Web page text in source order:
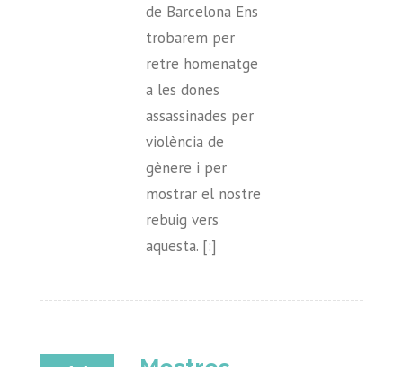
de Barcelona Ens
trobarem per
retre homenatge
a les dones
assassinades per
violència de
gènere i per
mostrar el nostre
rebuig vers
aquesta. [:]